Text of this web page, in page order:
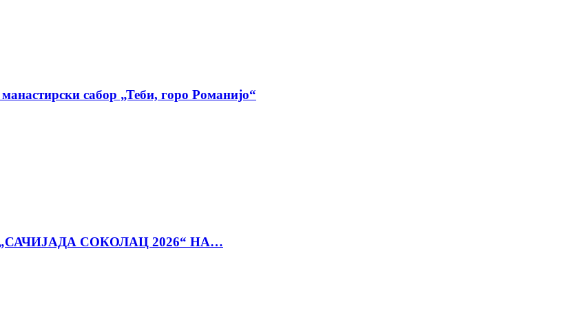
сабор „Теби, горо Романијо“
СОКОЛАЦ 2026“ НА…